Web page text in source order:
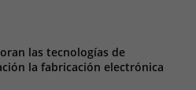
las tecnologías de
la fabricación electrónica